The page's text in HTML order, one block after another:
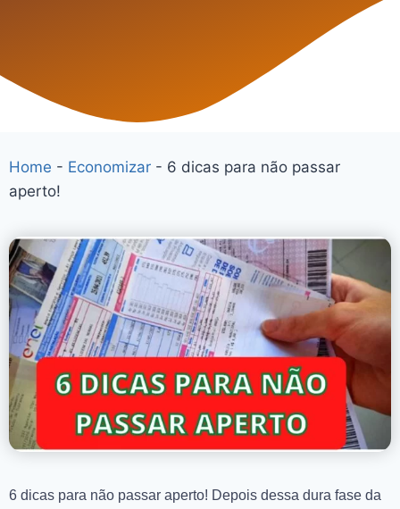
Home - Economizar - 6 dicas para não passar
aperto!
6 dicas para não passar aperto! Depois dessa dura fase da